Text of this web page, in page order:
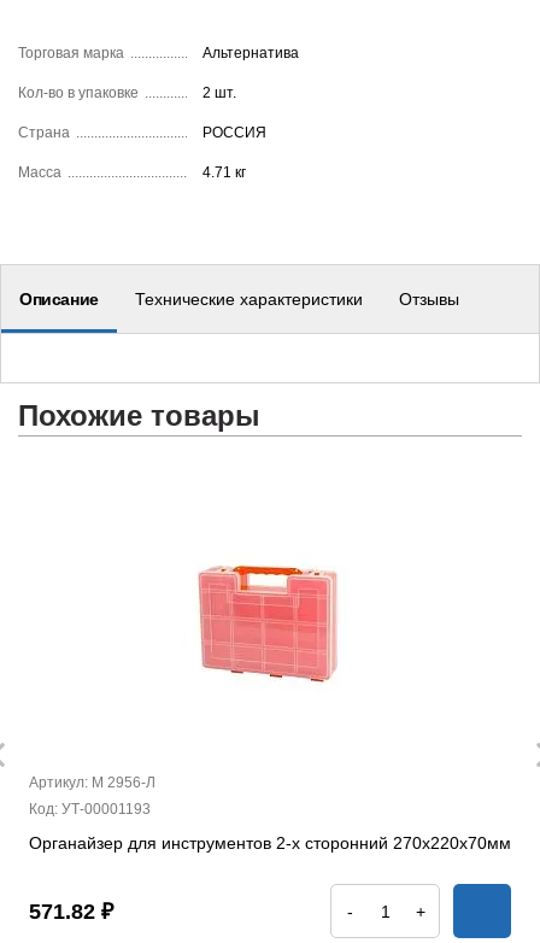
Торговая марка Альтернатива
Кол-во в упаковке 2 шт.
Страна РОССИЯ
Масса 4.71 кг
Описание Технические характеристики Отзывы
Похожие товары
Артикул: М 2956-Л
Код: УТ-00001193
Органайзер для инструментов 2-х сторонний 270х220х70мм
571.82 ₽ - +